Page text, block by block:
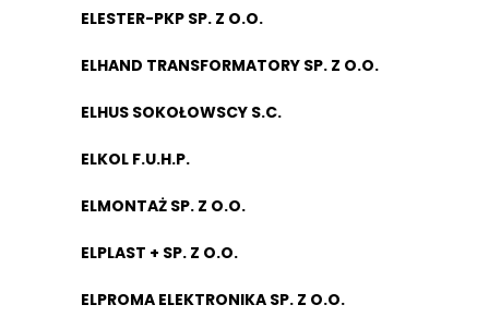
ELESTER-PKP SP. Z O.O.
ELHAND TRANSFORMATORY SP. Z O.O.
ELHUS SOKOŁOWSCY S.C.
ELKOL F.U.H.P.
ELMONTAŻ SP. Z O.O.
ELPLAST + SP. Z O.O.
ELPROMA ELEKTRONIKA SP. Z O.O.